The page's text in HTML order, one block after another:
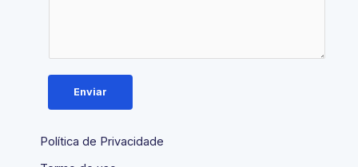
Enviar
Política de Privacidade